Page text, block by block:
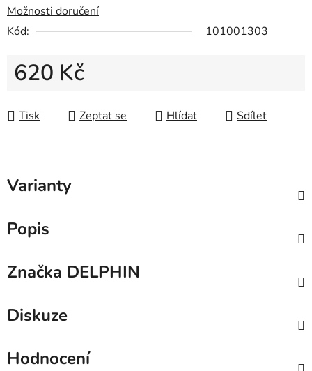
Možnosti doručení
Kód:
101001303
620 Kč
Tisk
Zeptat se Hlídat Sdílet
Varianty
Popis
Značka DELPHIN
Diskuze
Hodnocení